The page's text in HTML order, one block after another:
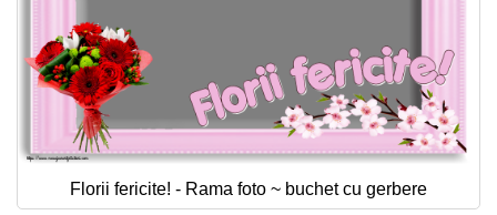
Florii fericite! - Rama foto ~ buchet cu gerbere